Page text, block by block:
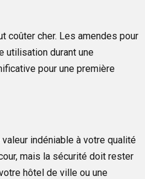
coûter cher. Les amendes pour
utilisation durant une
pour une première
indéniable à votre qualité
mais la sécurité doit rester
hôtel de ville ou une